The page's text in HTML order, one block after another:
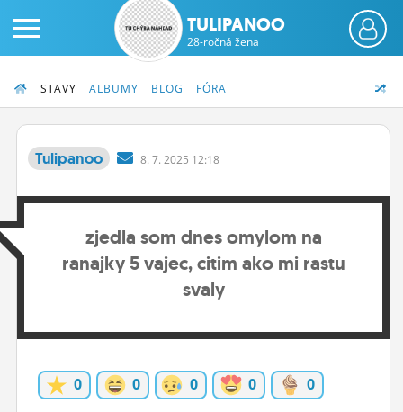
ČINŽIAK
FÓRUM
OBRÁZKY
TULIPANOO
28-ročná žena
STAVY ALBUMY BLOG FÓRA
Tulipanoo 8. 7. 2025 12:18
zjedla som dnes omylom na
ranajky 5 vajec, citim ako mi rastu
svaly
0 0 0 0 0